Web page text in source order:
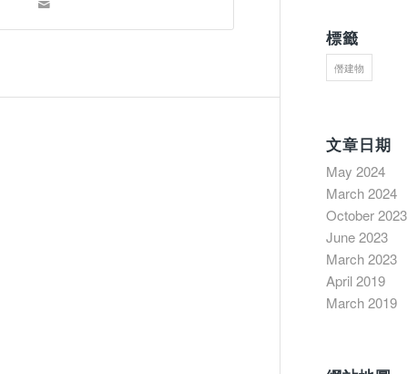
標籤
僭建物
文章日期
May 2024
March 2024
October 2023
June 2023
March 2023
April 2019
March 2019